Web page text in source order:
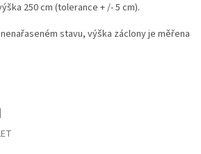
250 cm (tolerance + /- 5 cm).
stavu, výška záclony je měřena